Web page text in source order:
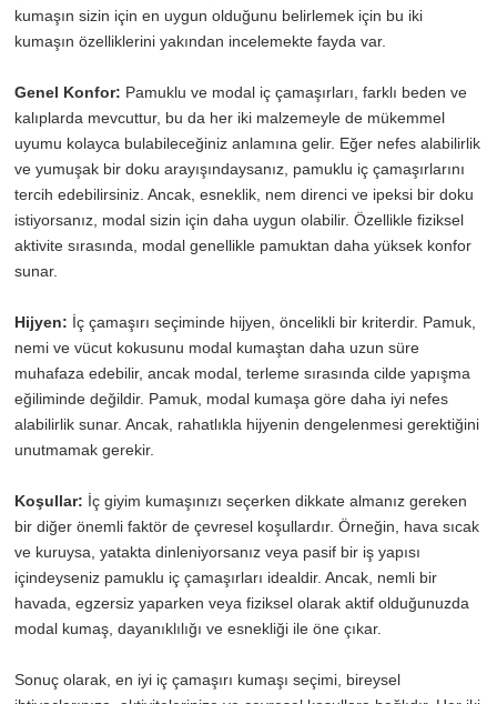
kumaşın sizin için en uygun olduğunu belirlemek için bu iki
kumaşın özelliklerini yakından incelemekte fayda var.
Genel Konfor: Pamuklu ve modal iç çamaşırları, farklı beden ve
kalıplarda mevcuttur, bu da her iki malzemeyle de mükemmel
uyumu kolayca bulabileceğiniz anlamına gelir. Eğer nefes alabilirlik
ve yumuşak bir doku arayışındaysanız, pamuklu iç çamaşırlarını
tercih edebilirsiniz. Ancak, esneklik, nem direnci ve ipeksi bir doku
istiyorsanız, modal sizin için daha uygun olabilir. Özellikle fiziksel
aktivite sırasında, modal genellikle pamuktan daha yüksek konfor
sunar.
Hijyen: İç çamaşırı seçiminde hijyen, öncelikli bir kriterdir. Pamuk,
nemi ve vücut kokusunu modal kumaştan daha uzun süre
muhafaza edebilir, ancak modal, terleme sırasında cilde yapışma
eğiliminde değildir. Pamuk, modal kumaşa göre daha iyi nefes
alabilirlik sunar. Ancak, rahatlıkla hijyenin dengelenmesi gerektiğini
unutmamak gerekir.
Koşullar: İç giyim kumaşınızı seçerken dikkate almanız gereken
bir diğer önemli faktör de çevresel koşullardır. Örneğin, hava sıcak
ve kuruysa, yatakta dinleniyorsanız veya pasif bir iş yapısı
içindeyseniz pamuklu iç çamaşırları idealdir. Ancak, nemli bir
havada, egzersiz yaparken veya fiziksel olarak aktif olduğunuzda
modal kumaş, dayanıklılığı ve esnekliği ile öne çıkar.
Sonuç olarak, en iyi iç çamaşırı kumaşı seçimi, bireysel